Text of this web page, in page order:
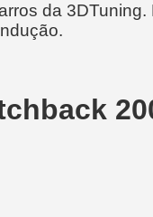
da